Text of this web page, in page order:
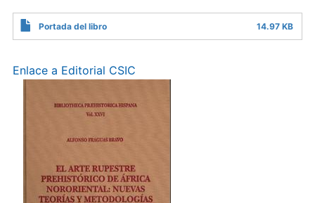
Portada del libro 14.97 KB
Enlace a Editorial CSIC